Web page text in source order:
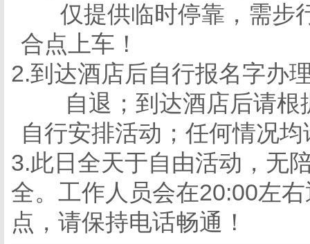
仅提供临时停靠，需步
合点上车！
2.到达酒店后自行报名字办
自退；到达酒店后请根
自行安排活动；任何情况
3.此日全天于自由活动，无
全。工作人员会在20:00左
点，请保持电话畅通！